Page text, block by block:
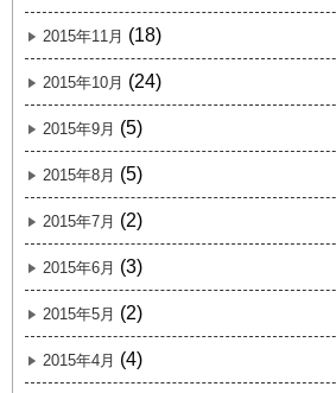
2015年11月 (18)
2015年10月 (24)
2015年9月 (5)
2015年8月 (5)
2015年7月 (2)
2015年6月 (3)
2015年5月 (2)
2015年4月 (4)